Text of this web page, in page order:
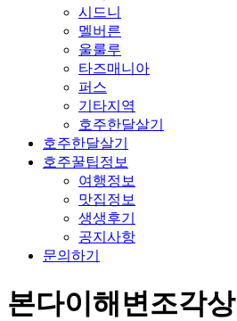
시드니
멜버른
울룰루
타즈매니아
퍼스
기타지역
호주한달살기
호주한달살기
호주꿀팁정보
여행정보
맛집정보
생생후기
공지사항
문의하기
본다이해변조각상